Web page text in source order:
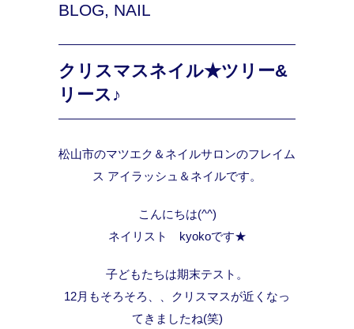
BLOG, NAIL
クリスマスネイル★ツリー&
リース♪
松山市のマツエク＆ネイルサロンのフレイム
ス アイラッシュ＆ネイルです。
こんにちは(^^)
ネイリスト kyokoです★
子どもたちは期末テスト。
12月もそろそろ、、クリスマスが近くなっ
てきましたね(笑)